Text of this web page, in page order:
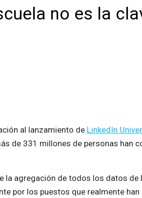
no es la
al lanzamiento de LinkedIn
de 331 millones de personas han
la agregación de todos los datos
por los puestos que realmente